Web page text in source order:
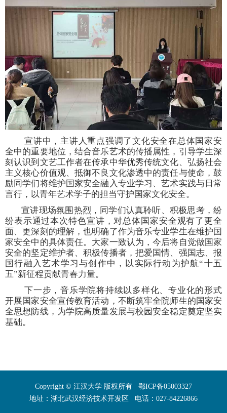
宣讲中，主讲人重点强调了文化安全在总体国家安
全中的重要地位，结合音乐艺术的传播属性，引导学生深
刻认识到文艺工作者在传承中华优秀传统文化、弘扬社会
主义核心价值观、抵御不良文化渗透中的责任与使命，鼓
励同学们将维护国家安全融入专业学习、艺术实践与日常
言行，以青年艺术学子的担当守护国家文化安全。
宣讲现场氛围热烈，同学们认真聆听、积极思考，纷
纷表示通过本次特色宣讲，对总体国家安全观有了更全
面、更深刻的理解，也明确了作为音乐专业学生在维护国
家安全中的具体责任。大家一致认为，今后将自觉做国家
安全的坚定维护者、积极传播者，把爱国情、强国志、报
国行融入艺术学习与创作中，以实际行动为护航“十五
五”新征程贡献青春力量。
下一步，音乐学院将持续以多样化、专业化的形式
开展国家安全宣传教育活动，不断筑牢全院师生的国家安
全思想防线，为学院高质量发展与校园安全稳定奠定坚实
基础。
Copyright © 江汉大学 版权所有 鄂ICP备05003327
地址：湖北武汉经济技术开发区 电话：027-84226866